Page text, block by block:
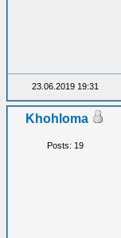
23.06.2019 19:31
Khohloma
Posts: 19